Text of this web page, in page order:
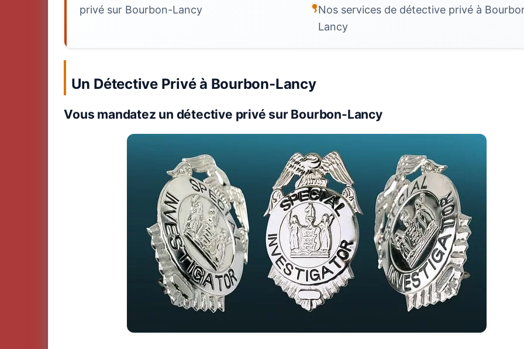
privé sur Bourbon-Lancy
Nos services de détective privé à
Lancy
Un Détective Privé à Bourbon-Lancy
Vous mandatez un détective privé sur Bourbon-Lancy